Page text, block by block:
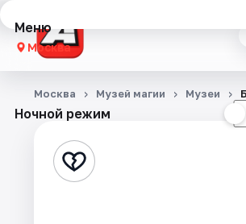
Меню
Москва
Концерты
Стендап
Ночной режим
Москва Музей магии Музеи